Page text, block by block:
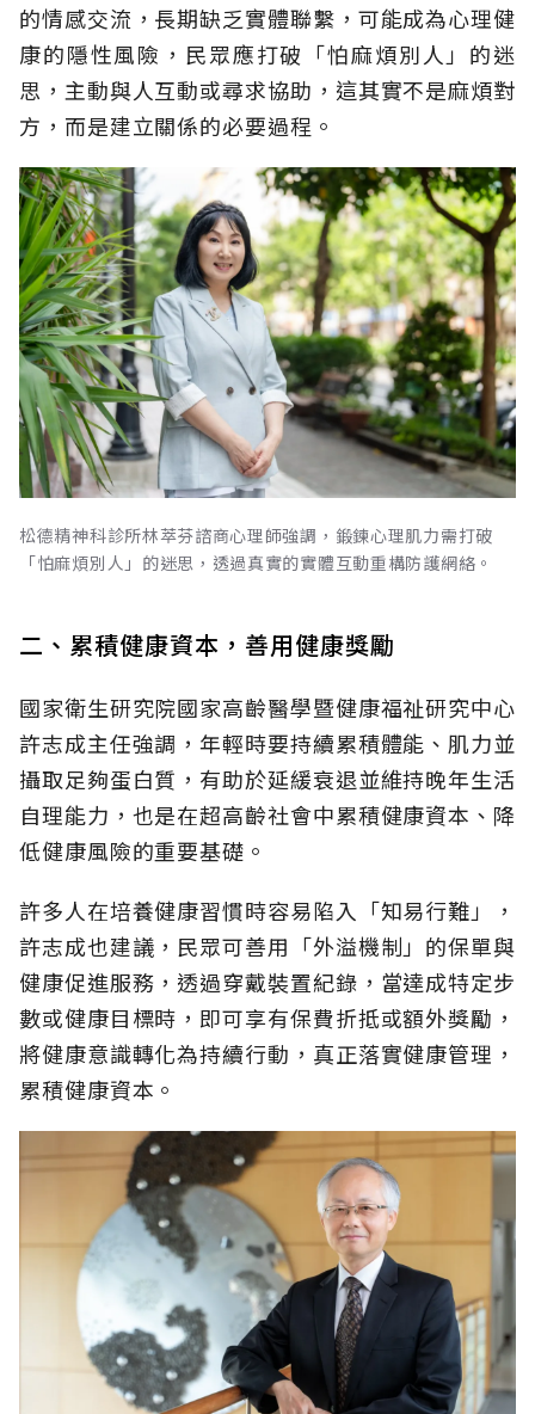
的情感交流，長期缺乏實體聯繫，可能成為心理健
康的隱性風險，民眾應打破「怕麻煩別人」的迷
思，主動與人互動或尋求協助，這其實不是麻煩對
方，而是建立關係的必要過程。
松德精神科診所林萃芬諮商心理師強調，鍛鍊心理肌力需打破
「怕麻煩別人」的迷思，透過真實的實體互動重構防護網絡。
二、累積健康資本，善用健康獎勵
國家衛生研究院國家高齡醫學暨健康福祉研究中心
許志成主任強調，年輕時要持續累積體能、肌力並
攝取足夠蛋白質，有助於延緩衰退並維持晚年生活
自理能力，也是在超高齡社會中累積健康資本、降
低健康風險的重要基礎。
許多人在培養健康習慣時容易陷入「知易行難」，
許志成也建議，民眾可善用「外溢機制」的保單與
健康促進服務，透過穿戴裝置紀錄，當達成特定步
數或健康目標時，即可享有保費折抵或額外獎勵，
將健康意識轉化為持續行動，真正落實健康管理，
累積健康資本。